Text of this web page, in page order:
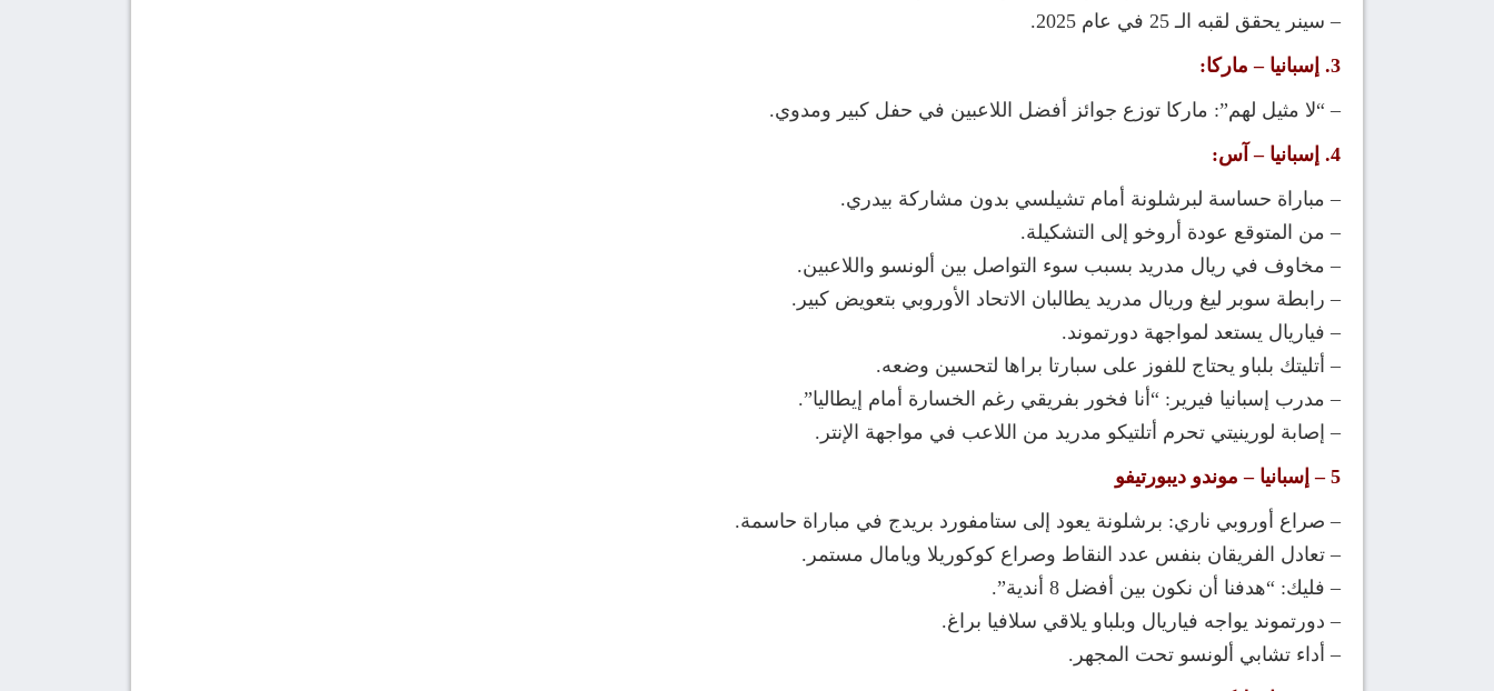
– سينر يحقق لقبه الـ 25 في عام 2025.
3. إسبانيا – ماركا:
– “لا مثيل لهم”: ماركا توزع جوائز أفضل اللاعبين في حفل كبير ومدوي.
4. إسبانيا – آس:
– مباراة حساسة لبرشلونة أمام تشيلسي بدون مشاركة بيدري.
– من المتوقع عودة أروخو إلى التشكيلة.
– مخاوف في ريال مدريد بسبب سوء التواصل بين ألونسو واللاعبين.
– رابطة سوبر ليغ وريال مدريد يطالبان الاتحاد الأوروبي بتعويض كبير.
– فياريال يستعد لمواجهة دورتموند.
– أتليتك بلباو يحتاج للفوز على سبارتا براها لتحسين وضعه.
– مدرب إسبانيا فيرير: “أنا فخور بفريقي رغم الخسارة أمام إيطاليا”.
– إصابة لورينيتي تحرم أتلتيكو مدريد من اللاعب في مواجهة الإنتر.
5 – إسبانيا – موندو ديبورتيفو
– صراع أوروبي ناري: برشلونة يعود إلى ستامفورد بريدج في مباراة حاسمة.
– تعادل الفريقان بنفس عدد النقاط وصراع كوكوريلا ويامال مستمر.
– فليك: “هدفنا أن نكون بين أفضل 8 أندية”.
– دورتموند يواجه فياريال وبلباو يلاقي سلافيا براغ.
– أداء تشابي ألونسو تحت المجهر.